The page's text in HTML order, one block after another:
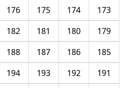
173
174
175
176
179
180
181
182
185
186
187
188
191
192
193
194